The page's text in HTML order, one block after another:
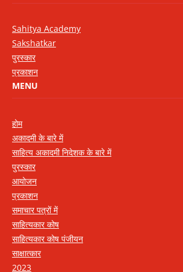
Sahitya Academy
Sakshatkar
पुरस्कार
प्रकाशन
MENU
होम
अकादमी के बारे में
साहित्य अकादमी निदेशक के बारे में
पुरस्कार
आयोजन
प्रकाशन
समाचार पत्रों में
साहित्यकार कोष
साहित्यकार कोष पंजीयन
साक्षात्कार
2023